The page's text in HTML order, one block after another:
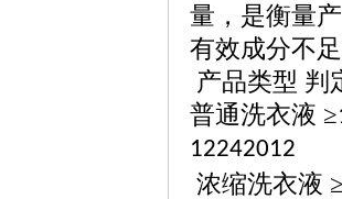
量，是衡量
有效成分不
产品类型 判
普通洗衣液 ≥
12242012
浓缩洗衣液